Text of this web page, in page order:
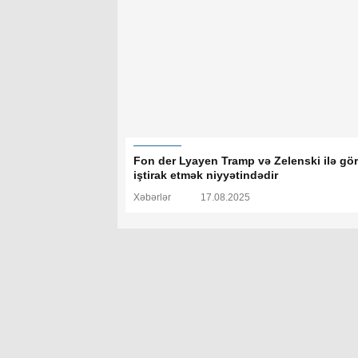
Fon der Lyayen Tramp və Zelenski ilə
iştirak etmək niyyətindədir
Xəbərlər 17.08.2025